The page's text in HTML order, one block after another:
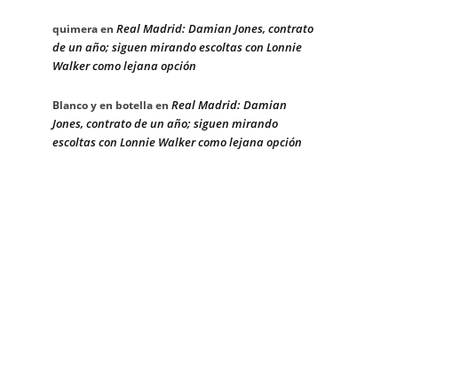
quimeraen Real Madrid: Damian Jones, contrato
de un año; siguen mirando escoltas con Lonnie
Walker como lejana opción
Blanco y en botellaen Real Madrid: Damian
Jones, contrato de un año; siguen mirando
escoltas con Lonnie Walker como lejana opción